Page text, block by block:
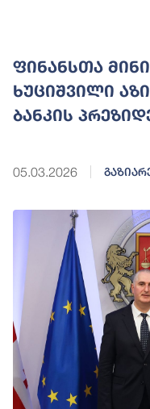
ფინანსთა
ხუციშვილი
ბანკის
05.03.2026